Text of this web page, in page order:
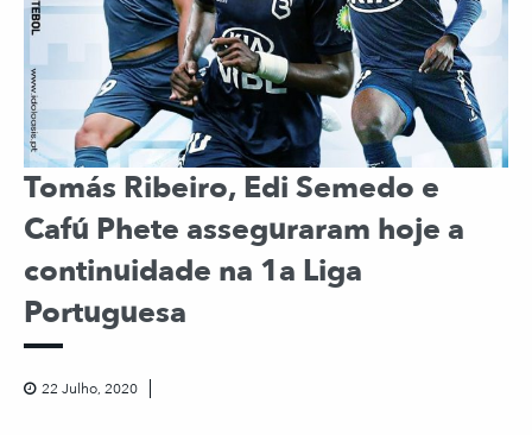
Tomás Ribeiro, Edi Semedo e
Cafú Phete asseguraram hoje a
continuidade na 1a Liga
Portuguesa
22 Julho, 2020